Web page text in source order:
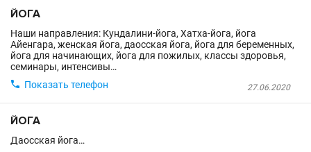
ЙОГА
Наши направления: Кундалини-йога, Хатха-йога, йога
Айенгара, женская йога, даосская йога, йога для беременных,
йога для начинающих, йога для пожилых, классы здоровья,
семинары, интенсивы…
27.06.2020
 Показать телефон
ЙОГА
Даосская йога…